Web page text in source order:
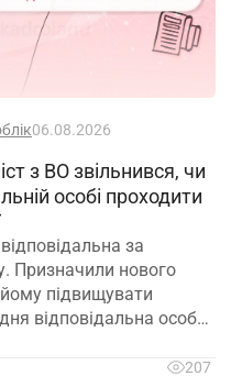
06.08.2026
з ВО звільнився, чи
особі проходити
за
Призначили нового
підвищувати
відповідальна особа
207